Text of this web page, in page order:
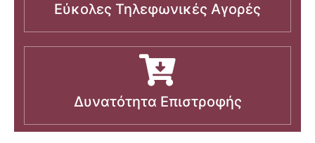
Εύκολες Τηλεφωνικές Αγορές
Δυνατότητα Επιστροφής